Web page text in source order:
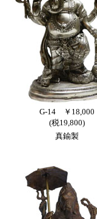
G-14 ￥18,000
(税19,800)
真鍮製